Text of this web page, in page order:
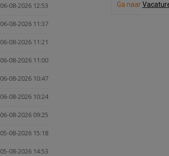
06-08-2026 12:53
06-08-2026 11:37
06-08-2026 11:21
06-08-2026 11:00
06-08-2026 10:47
06-08-2026 10:24
06-08-2026 09:25
05-08-2026 15:18
05-08-2026 14:53
17 september 2026
Ga naar